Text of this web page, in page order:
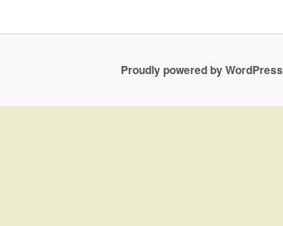
Proudly powered by WordPress